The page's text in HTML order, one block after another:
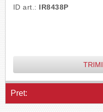
ID art.: IR8438P
Pret: